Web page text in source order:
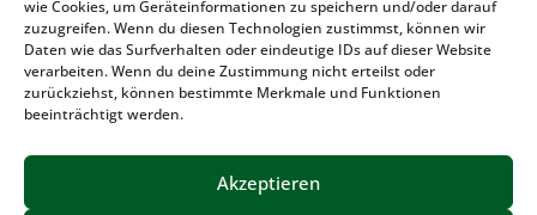
wie Cookies, um Geräteinformationen zu speichern und/oder darauf
zuzugreifen. Wenn du diesen Technologien zustimmst, können wir
Daten wie das Surfverhalten oder eindeutige IDs auf dieser Website
verarbeiten. Wenn du deine Zustimmung nicht erteilst oder
zurückziehst, können bestimmte Merkmale und Funktionen
beeinträchtigt werden.
Akzeptieren
SPENDENKONTO
Sozialbank
IBAN: DE72 3702 0500 0001 5520 00